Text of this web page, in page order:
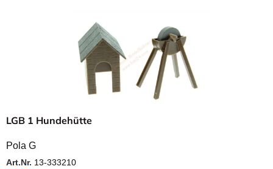
LGB 1 Hundehütte
Pola G
Art.Nr. 13-333210